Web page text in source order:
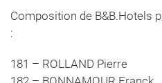
Composition de B&B.Hotels
:
181 – ROLLAND Pierre